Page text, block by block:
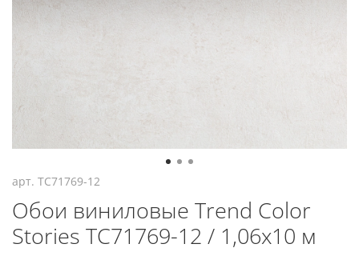
арт. TC71769-12
Обои виниловые Trend Color
Stories TC71769-12 / 1,06х10 м